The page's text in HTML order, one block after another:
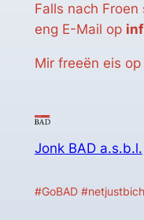
Falls nach
eng E-Mail op
Mir freeën eis
Jonk BAD a.s.b.l.
#GoBAD